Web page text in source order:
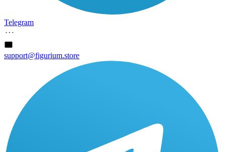
Telegram
support@figurium.store